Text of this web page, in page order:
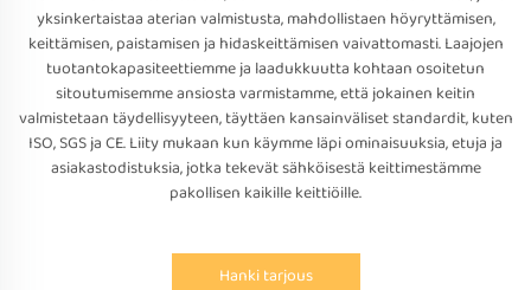
yksinkertaistaa aterian valmistusta, mahdollistaen höyryttämisen,
keittämisen, paistamisen ja hidaskeittämisen vaivattomasti. Laajojen
tuotantokapasiteettiemme ja laadukkuutta kohtaan osoitetun
sitoutumisemme ansiosta varmistamme, että jokainen keitin
valmistetaan täydellisyyteen, täyttäen kansainväliset standardit, kuten
ISO, SGS ja CE. Liity mukaan kun käymme läpi ominaisuuksia, etuja ja
asiakastodistuksia, jotka tekevät sähköisestä keittimestämme
pakollisen kaikille keittiöille.
Hanki tarjous